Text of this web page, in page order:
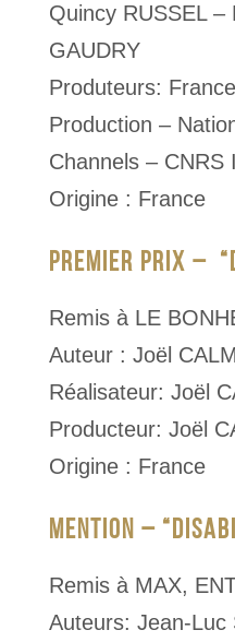
Quincy RUSSEL –
GAUDRY
Produteurs:
Production –
Channels – CNRS
Origine : France
PREMIER PRIX –
Remis à LE
Auteur : Joël
Réalisateur: Joël
Producteur: Joël
Origine : France
MENTION –
Remis à MAX,
Auteurs: Jean-Luc